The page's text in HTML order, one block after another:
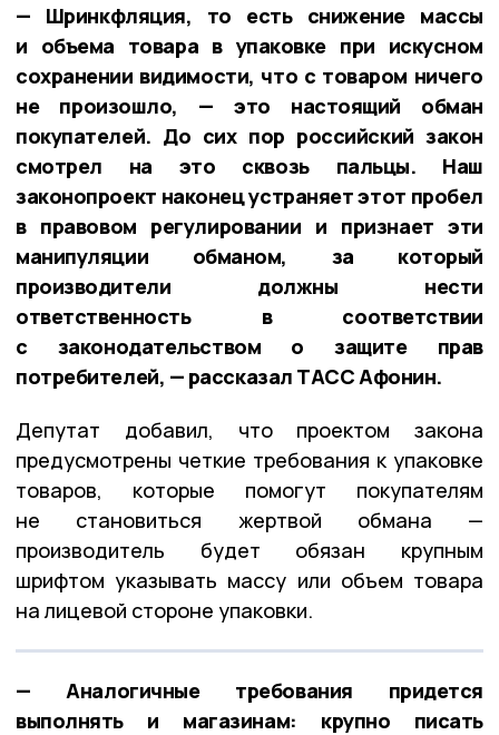
— Шринкфляция, то есть снижение массы
и объема товара в упаковке при искусном
сохранении видимости, что с товаром ничего
не произошло, — это настоящий обман
покупателей. До сих пор российский закон
смотрел на это сквозь пальцы. Наш
законопроект наконец устраняет этот пробел
в правовом регулировании и признает эти
манипуляции обманом, за который
производители должны нести
ответственность в соответствии
с законодательством о защите прав
потребителей, — рассказал ТАСС Афонин.
Депутат добавил, что проектом закона
предусмотрены четкие требования к упаковке
товаров, которые помогут покупателям
не становиться жертвой обмана —
производитель будет обязан крупным
шрифтом указывать массу или объем товара
на лицевой стороне упаковки.
— Аналогичные требования придется
выполнять и магазинам: крупно писать